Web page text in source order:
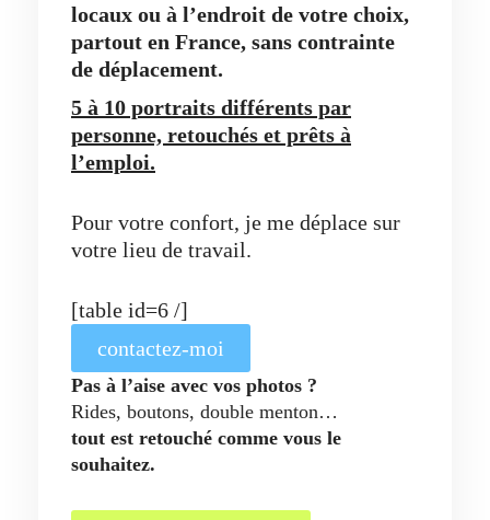
locaux ou à l’endroit de votre choix,
partout en France, sans contrainte
de déplacement.
5 à 10 portraits différents par
personne, retouchés et prêts à
l’emploi.
Pour votre confort, je me déplace sur
votre lieu de travail.
[table id=6 /]
contactez-moi
Pas à l’aise avec vos photos ?
Rides, boutons, double menton…
tout est retouché comme vous le
souhaitez.